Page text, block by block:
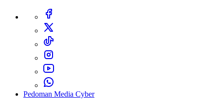
Pedoman Media Cyber